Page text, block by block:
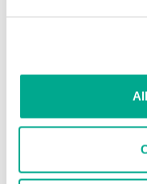
los falsos programas
infectan el sistema de
configuración DNS para
ciberdelincuentes, antes
posible infectarse con un
DNS y pensar que no hay